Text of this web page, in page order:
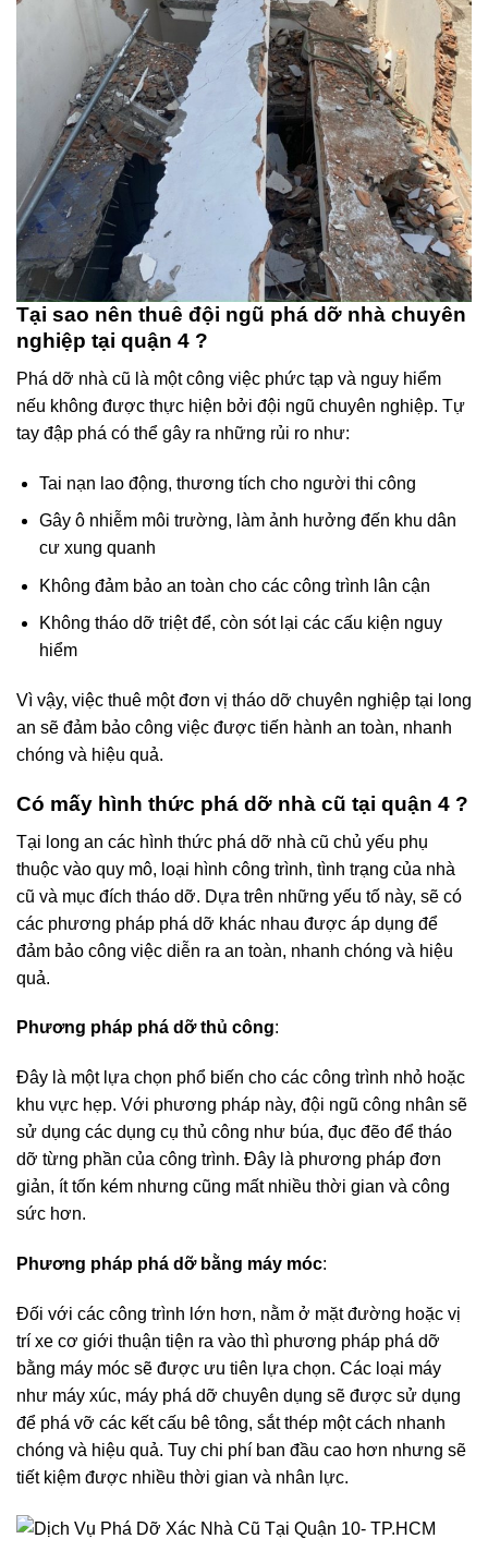
Tại sao nên thuê đội ngũ phá dỡ nhà chuyên
nghiệp tại quận 4 ?
Phá dỡ nhà cũ là một công việc phức tạp và nguy hiểm
nếu không được thực hiện bởi đội ngũ chuyên nghiệp. Tự
tay đập phá có thể gây ra những rủi ro như:
Tai nạn lao động, thương tích cho người thi công
Gây ô nhiễm môi trường, làm ảnh hưởng đến khu dân
cư xung quanh
Không đảm bảo an toàn cho các công trình lân cận
Không tháo dỡ triệt để, còn sót lại các cấu kiện nguy
hiểm
Vì vậy, việc thuê một đơn vị tháo dỡ chuyên nghiệp tại long
an sẽ đảm bảo công việc được tiến hành an toàn, nhanh
chóng và hiệu quả.
Có mấy hình thức phá dỡ nhà cũ tại quận 4 ?
Tại long an các hình thức phá dỡ nhà cũ chủ yếu phụ
thuộc vào quy mô, loại hình công trình, tình trạng của nhà
cũ và mục đích tháo dỡ. Dựa trên những yếu tố này, sẽ có
các phương pháp phá dỡ khác nhau được áp dụng để
đảm bảo công việc diễn ra an toàn, nhanh chóng và hiệu
quả.
Phương pháp phá dỡ thủ công:
Đây là một lựa chọn phổ biến cho các công trình nhỏ hoặc
khu vực hẹp. Với phương pháp này, đội ngũ công nhân sẽ
sử dụng các dụng cụ thủ công như búa, đục đẽo để tháo
dỡ từng phần của công trình. Đây là phương pháp đơn
giản, ít tốn kém nhưng cũng mất nhiều thời gian và công
sức hơn.
Phương pháp phá dỡ bằng máy móc:
Đối với các công trình lớn hơn, nằm ở mặt đường hoặc vị
trí xe cơ giới thuận tiện ra vào thì phương pháp phá dỡ
bằng máy móc sẽ được ưu tiên lựa chọn. Các loại máy
như máy xúc, máy phá dỡ chuyên dụng sẽ được sử dụng
để phá vỡ các kết cấu bê tông, sắt thép một cách nhanh
chóng và hiệu quả. Tuy chi phí ban đầu cao hơn nhưng sẽ
tiết kiệm được nhiều thời gian và nhân lực.